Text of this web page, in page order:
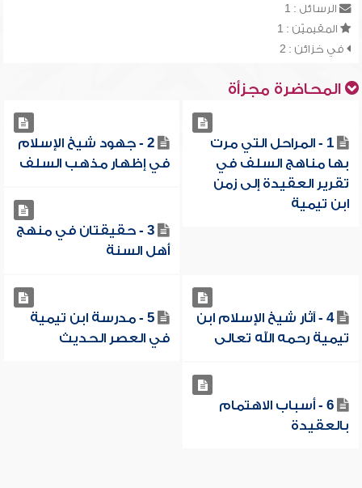
الرسائل : 1
المقيميّن : 1
في خزائن : 2
المحاضرة مجزأة
1 - المراحل التي مرت
بها مناهج السلف في
تقرير العقيدة إلى زمن
ابن تيمية
2 - جهود شيخ الإسلام
في إظهار مذهب السلف
3 - حقيقتان في منهج
أهل السنة
4 - آثار شيخ الإسلام ابن
تيمية رحمه الله تعالى
5 - مدرسة ابن تيمية
في العصر الحديث
6 - أسباب الاهتمام
بالعقيدة